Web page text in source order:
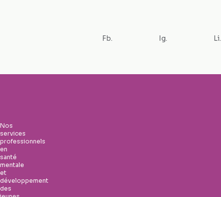
Fb. Ig. Li.
Nos
services
professionnels
en
santé
mentale
et
développement
des